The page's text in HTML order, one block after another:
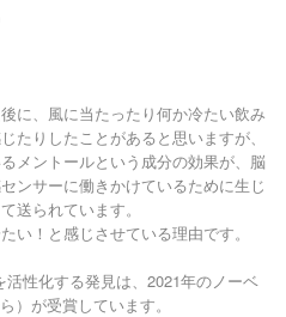
に、風に当たったり何か冷たい飲み
たりしたことがあると思いますが、
メントールという成分の効果が、脳
ンサーに働きかけているために生じ
送られています。
い！と感じさせている理由です。
性化する発見は、2021年のノーベ
）が受賞しています。